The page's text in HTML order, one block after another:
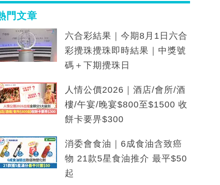
門文章
六合彩結果｜今期8月1日六合
彩攪珠攪珠即時結果｜中獎號
碼＋下期攪珠日
人情公價2026｜酒店/會所/酒
樓/午宴/晚宴$800至$1500 收
餅卡要畀$300
消委會食油｜6成食油含致癌
物 21款5星食油推介 最平$50
起